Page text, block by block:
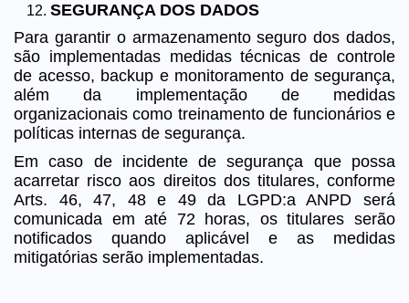
SEGURANÇA DOS DADOS
Para garantir o armazenamento seguro dos dados,
são implementadas medidas técnicas de controle
de acesso, backup e monitoramento de segurança,
além da implementação de medidas
organizacionais como treinamento de funcionários e
políticas internas de segurança.
Em caso de incidente de segurança que possa
acarretar risco aos direitos dos titulares, conforme
Arts. 46, 47, 48 e 49 da LGPD:a ANPD será
comunicada em até 72 horas, os titulares serão
notificados quando aplicável e as medidas
mitigatórias serão implementadas.